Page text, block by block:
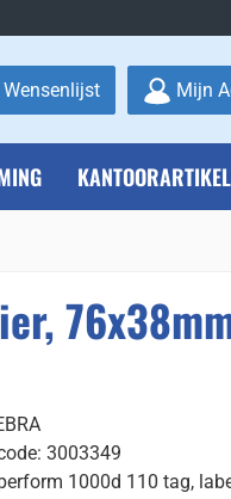
WensenlijstJe hebt 0Mijn
3003349
1000d 110 tag,